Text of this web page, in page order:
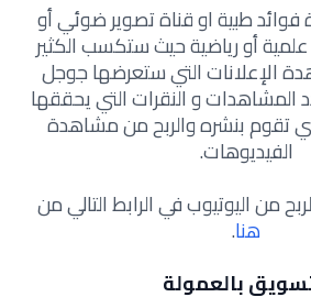
فوائد طبية او قناة تصوير ضوئي أو
أو رياضية حيث ستكسب الكثير
الإعلانات التي ستعرضها جوجل
و النقرات التي يحققها
تقوم بنشره والربح من مشاهدة
الفيديوهات.
من اليوتيوب في الرابط التالي من
هنا.
بالعمولة